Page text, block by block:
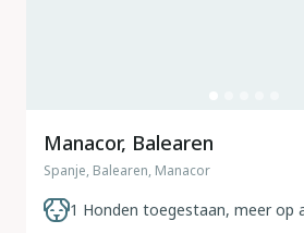
Manacor, Balearen
Spanje, Balearen, Manacor
1 Honden toegestaan, meer op